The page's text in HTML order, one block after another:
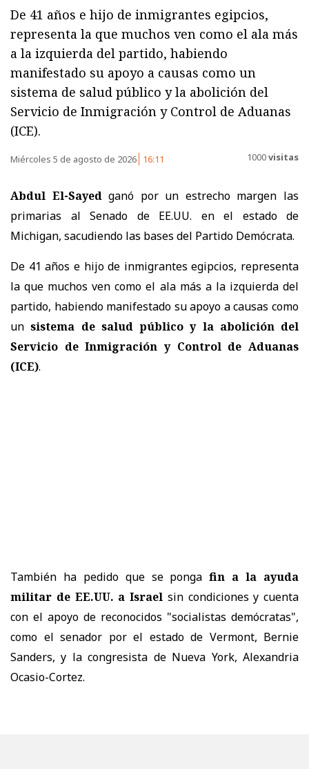
De 41 años e hijo de inmigrantes egipcios,
representa la que muchos ven como el ala más
a la izquierda del partido, habiendo
manifestado su apoyo a causas como un
sistema de salud público y la abolición del
Servicio de Inmigración y Control de Aduanas
(ICE).
Miércoles 5 de agosto de 2026 16:11 1000visitas
Abdul El-Sayedganó por un estrecho margen las
primarias al Senado de EE.UU. en el estado de
Michigan, sacudiendo las bases del Partido Demócrata.
De 41 años e hijo de inmigrantes egipcios, representa
la que muchos ven como el ala más a la izquierda del
partido, habiendo manifestado su apoyo a causas como
unsistema de salud público y la abolición del
Servicio de Inmigración y Control de Aduanas
(ICE).
También ha pedido que se pongafin a la ayuda
militar de EE.UU. a Israel sin condiciones y cuenta
con el apoyo de reconocidos "socialistas demócratas",
como el senador por el estado de Vermont, Bernie
Sanders, y la congresista de Nueva York, Alexandria
Ocasio-Cortez.